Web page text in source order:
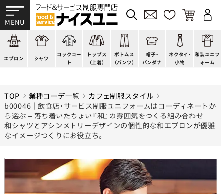
エプロン
スモック風
厨房用
ラップエプロン
シャツ
Tシャツ
ポロシャツ
和風シャツ(Asian)コックコー
ト
スタンダード
ファッション
キッズ
トップス
（上着）
調理白衣
カットソー
ジャンバー
ボトムス
（パンツ）
ワンピース
厨房シューズ
フロアシューズ
帽子・
バンダナ
コック帽
衛生帽子
ヘアネット
ネクタイ・
小物
蝶ネクタイ
リボン・スカーフ
クロスタイ
和装ユニフ
ォーム
草履、足袋など
着付小物
きもの
TOP 業種コーデ一覧
カフェ制服スタイル
b00046｜飲食店・サービス制服ユニフォームはコーディネートか
ら選ぶ – 落ち着いたちょい『和』の雰囲気をつくる組み合わせ
和シャツとアシンメトリーデザインの個性的な和エプロンが優雅
なイメージつくりにお役立ち。